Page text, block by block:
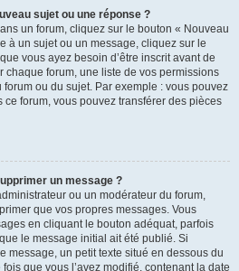
sujet ou une réponse ?
un forum, cliquez sur le bouton « Nouveau
à un sujet ou un message, cliquez sur le
vous ayez besoin d’être inscrit avant de
chaque forum, une liste de vos permissions
forum ou du sujet. Par exemple : vous pouvez
forum, vous pouvez transférer des pièces
un message ?
ou un modérateur du forum,
que vos propres messages. Vous
en cliquant le bouton adéquat, parfois
le message initial ait été publié. Si
message, un petit texte situé en dessous du
que vous l’avez modifié, contenant la date